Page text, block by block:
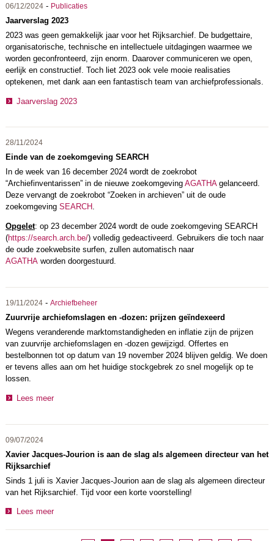
06/12/2024- Publicaties
Jaarverslag 2023
2023 was geen gemakkelijk jaar voor het Rijksarchief. De budgettaire,
organisatorische, technische en intellectuele uitdagingen waarmee we
worden geconfronteerd, zijn enorm. Daarover communiceren we open,
eerlijk en constructief. Toch liet 2023 ook vele mooie realisaties
optekenen, met dank aan een fantastisch team van archiefprofessionals.
Jaarverslag 2023
28/11/2024
Einde van de zoekomgeving SEARCH
In de week van 16 december 2024 wordt de zoekrobot
“Archiefinventarissen” in de nieuwe zoekomgeving AGATHAgelanceerd.
Deze vervangt de zoekrobot “Zoeken in archieven” uit de oude
zoekomgeving SEARCH.
Opgelet: op 23 december 2024 wordt de oude zoekomgeving SEARCH
(https://search.arch.be/) volledig gedeactiveerd. Gebruikers die toch naar
de oude zoekwebsite surfen, zullen automatisch naar
AGATHAworden doorgestuurd.
19/11/2024- Archiefbeheer
Zuurvrije archiefomslagen en -dozen: prijzen geïndexeerd
Wegens veranderende marktomstandigheden en inflatie zijn de prijzen
van zuurvrije archiefomslagen en -dozen gewijzigd. Offertes en
bestelbonnen tot op datum van 19 november 2024 blijven geldig. We doen
er tevens alles aan om het huidige stockgebrek zo snel mogelijk op te
lossen.
Lees meer
09/07/2024
Xavier Jacques-Jourion is aan de slag als algemeen directeur van het
Rijksarchief
Sinds 1 juli is Xavier Jacques-Jourion aan de slag als algemeen directeur
van het Rijksarchief. Tijd voor een korte voorstelling!
Lees meer